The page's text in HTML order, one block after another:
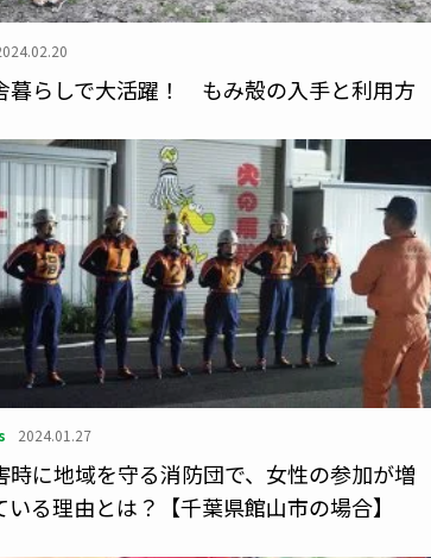
暮らしで大活躍！ もみ殻の入手と利用方
2024.01.27
時に地域を守る消防団で、女性の参加が増
いる理由とは？【千葉県館山市の場合】